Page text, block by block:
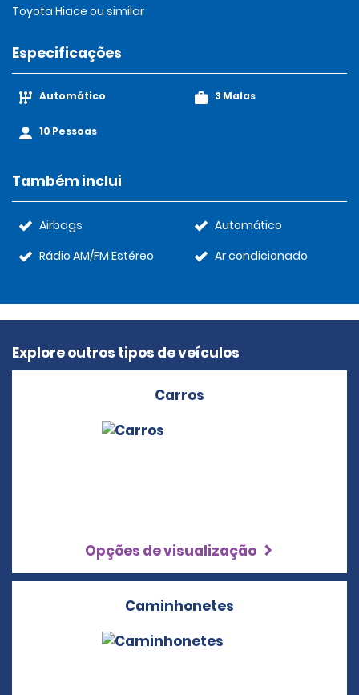
Toyota Hiace ou similar
Especificações
Automático
10 Pessoas
3 Malas
Também inclui
Airbags
Rádio AM/FM Estéreo
Automático
Ar condicionado
Explore outros tipos de veículos
Carros
Opções de visualização
Caminhonetes